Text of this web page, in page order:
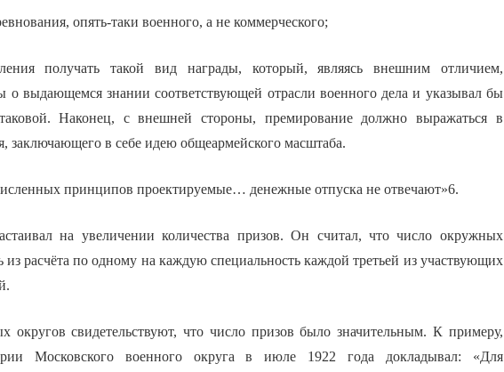
опять-таки военного, а не коммерческого;
получать такой вид награды, который, являясь внешним отличием,
о выдающемся знании соответствующей отрасли военного дела и указывал бы
Наконец, с внешней стороны, премирование должно выражаться в
заключающего в себе идею общеармейского масштаба.
принципов проектируемые… денежные отпуска не отвечают»6.
на увеличении количества призов. Он считал, что число окружных
расчёта по одному на каждую специальность каждой третьей из участвующих
округов свидетельствуют, что число призов было значительным. К примеру,
Московского военного округа в июле 1922 года докладывал: «Для